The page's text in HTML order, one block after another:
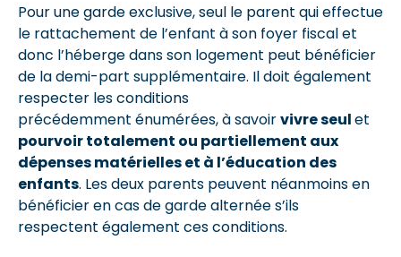
Pour une garde exclusive, seul le parent qui effectue
le rattachement de l’enfant à son foyer fiscal et
donc l’héberge dans son logement peut bénéficier
de la demi-part supplémentaire. Il doit également
respecter les conditions
précédemment énumérées, à savoirvivre seulet
pourvoir totalement ou partiellement aux
dépenses matérielles et à l’éducation des
enfants. Les deux parents peuvent néanmoins en
bénéficier en cas de garde alternée s’ils
respectent également ces conditions.